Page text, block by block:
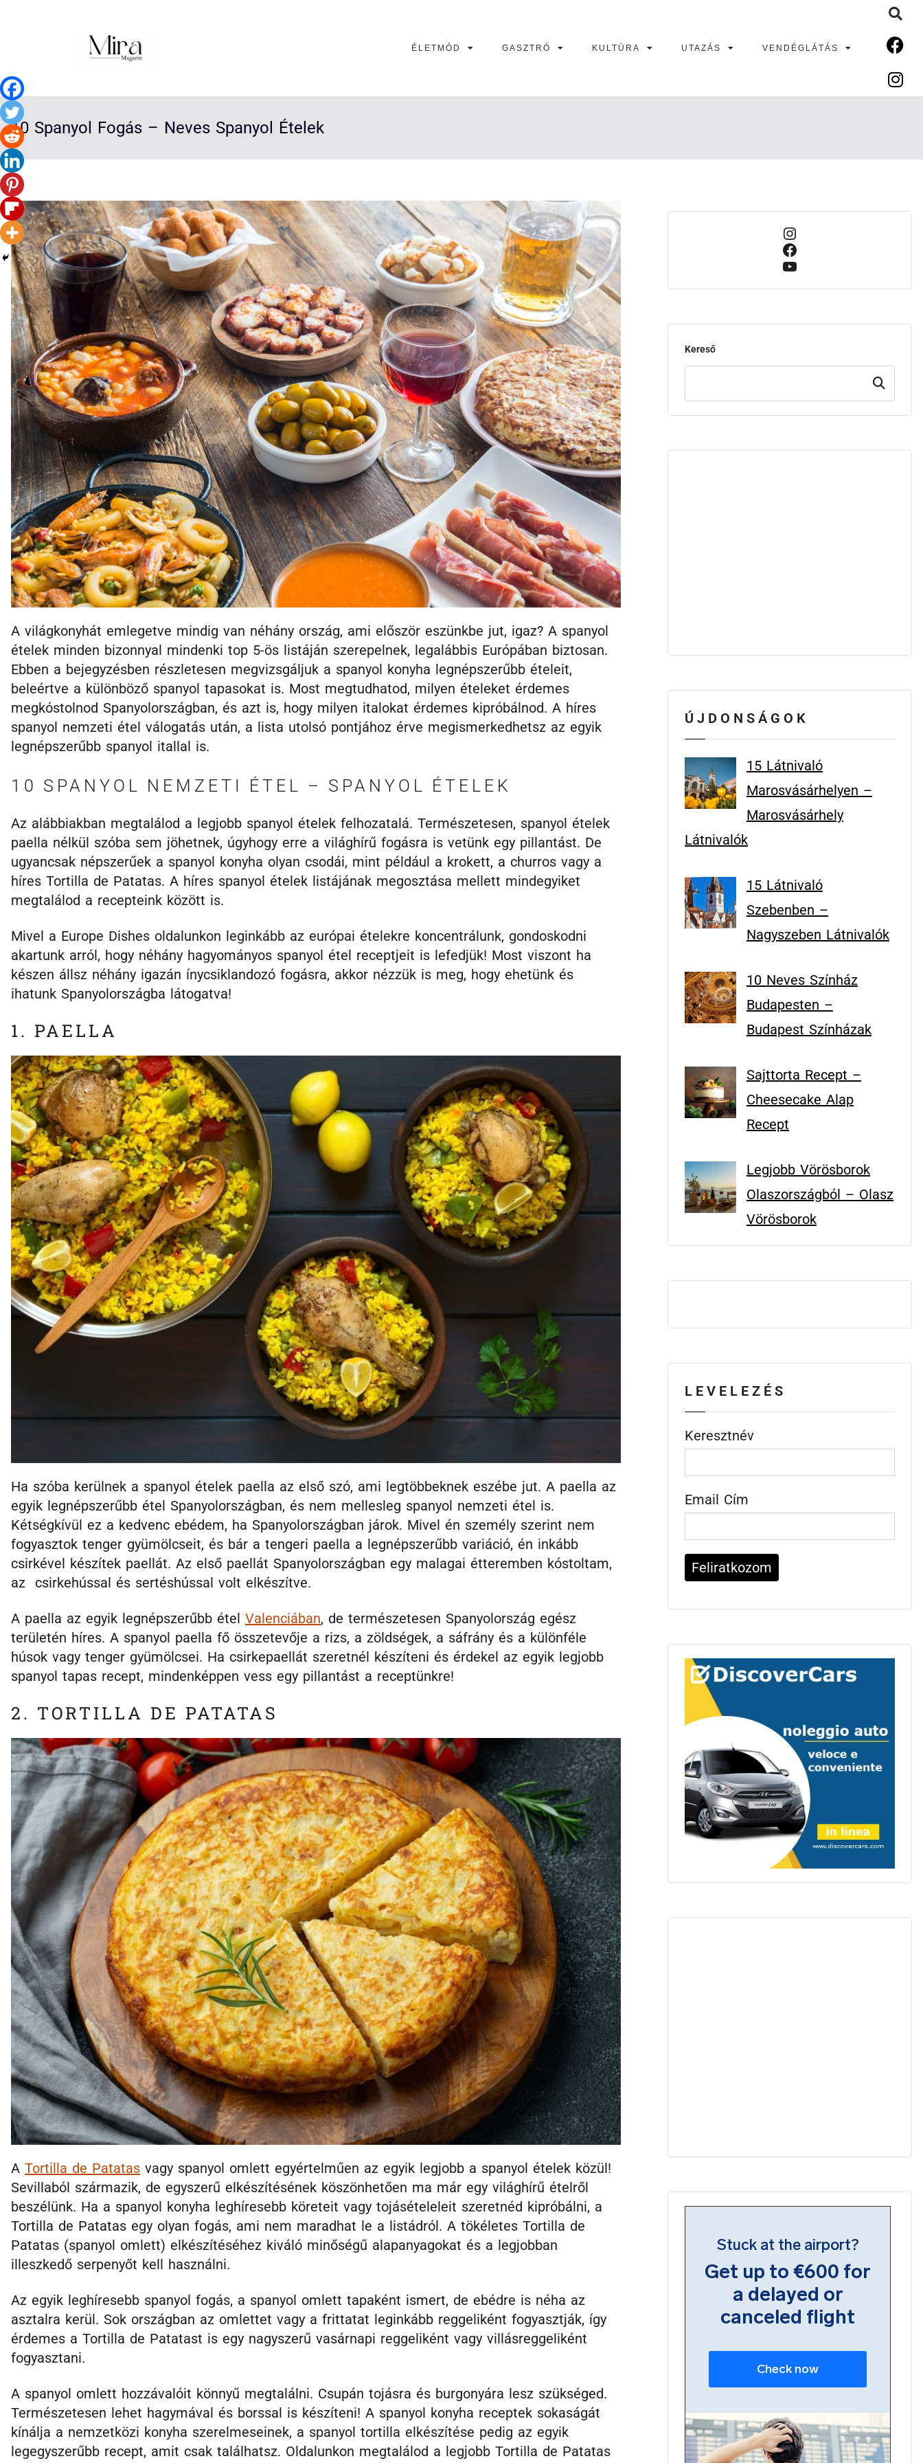
ÉLETMÓD GASZTRÓ KULTÚRA UTAZÁS VENDÉGLÁTÁS
10 Spanyol Fogás – Neves Spanyol Ételek
A világkonyhát emlegetve mindig van néhány ország, ami először eszünkbe jut, igaz? A spanyol
ételek minden bizonnyal mindenki top 5-ös listáján szerepelnek, legalábbis Európában biztosan.
Ebben a bejegyzésben részletesen megvizsgáljuk a spanyol konyha legnépszerűbb ételeit,
beleértve a különböző spanyol tapasokat is. Most megtudhatod, milyen ételeket érdemes
megkóstolnod Spanyolországban, és azt is, hogy milyen italokat érdemes kipróbálnod. A híres
spanyol nemzeti étel válogatás után, a lista utolsó pontjához érve megismerkedhetsz az egyik
legnépszerűbb spanyol itallal is.
10 SPANYOL NEMZETI ÉTEL – SPANYOL ÉTELEK
Az alábbiakban megtalálod a legjobb spanyol ételek felhozatalá. Természetesen, spanyol ételek
paella nélkül szóba sem jöhetnek, úgyhogy erre a világhírű fogásra is vetünk egy pillantást. De
ugyancsak népszerűek a spanyol konyha olyan csodái, mint például a krokett, a churros vagy a
híres Tortilla de Patatas. A híres spanyol ételek listájának megosztása mellett mindegyiket
megtalálod a recepteink között is.
Mivel a Europe Dishes oldalunkon leginkább az európai ételekre koncentrálunk, gondoskodni
akartunk arról, hogy néhány hagyományos spanyol étel receptjeit is lefedjük! Most viszont ha
készen állsz néhány igazán ínycsiklandozó fogásra, akkor nézzük is meg, hogy ehetünk és
ihatunk Spanyolországba látogatva!
1. PAELLA
Ha szóba kerülnek a spanyol ételek paella az első szó, ami legtöbbeknek eszébe jut. A paella az
egyik legnépszerűbb étel Spanyolországban, és nem mellesleg spanyol nemzeti étel is.
Kétségkívül ez a kedvenc ebédem, ha Spanyolországban járok. Mivel én személy szerint nem
fogyasztok tenger gyümölcseit, és bár a tengeri paella a legnépszerűbb variáció, én inkább
csirkével készítek paellát. Az első paellát Spanyolországban egy malagai étteremben kóstoltam,
az csirkehússal és sertéshússal volt elkészítve.
A paella az egyik legnépszerűbb étel Valenciában, de természetesen Spanyolország egész
területén híres. A spanyol paella fő összetevője a rizs, a zöldségek, a sáfrány és a különféle
húsok vagy tenger gyümölcsei. Ha csirkepaellát szeretnél készíteni és érdekel az egyik legjobb
spanyol tapas recept, mindenképpen vess egy pillantást a receptünkre!
2. TORTILLA DE PATATAS
A Tortilla de Patatas vagy spanyol omlett egyértelműen az egyik legjobb a spanyol ételek közül!
Sevillaból származik, de egyszerű elkészítésének köszönhetően ma már egy világhírű ételről
beszélünk. Ha a spanyol konyha leghíresebb köreteit vagy tojásételeleit szeretnéd kipróbálni, a
Tortilla de Patatas egy olyan fogás, ami nem maradhat le a listádról. A tökéletes Tortilla de
Patatas (spanyol omlett) elkészítéséhez kiváló minőségű alapanyagokat és a legjobban
illeszkedő serpenyőt kell használni.
Az egyik leghíresebb spanyol fogás, a spanyol omlett tapaként ismert, de ebédre is néha az
asztalra kerül. Sok országban az omlettet vagy a frittatat leginkább reggeliként fogyasztják, így
érdemes a Tortilla de Patatast is egy nagyszerű vasárnapi reggeliként vagy villásreggeliként
fogyasztani.
A spanyol omlett hozzávalóit könnyű megtalálni. Csupán tojásra és burgonyára lesz szükséged.
Természetesen lehet hagymával és borssal is készíteni! A spanyol konyha receptek sokaságát
kínálja a nemzetközi konyha szerelmeseinek, a spanyol tortilla elkészítése pedig az egyik
legegyszerűbb recept, amit csak találhatsz. Oldalunkon megtalálod a legjobb Tortilla de Patatas
Kereső
Keresd
ÚJDONSÁGOK
15 Látnivaló
Marosvásárhelyen –
Marosvásárhely
Látnivalók
15 Látnivaló
Szebenben –
Nagyszeben Látnivalók
10 Neves Színház
Budapesten –
Budapest Színházak
Sajttorta Recept –
Cheesecake Alap
Recept
Legjobb Vörösborok
Olaszországból – Olasz
Vörösborok
LEVELEZÉS
Keresztnév
Email Cím